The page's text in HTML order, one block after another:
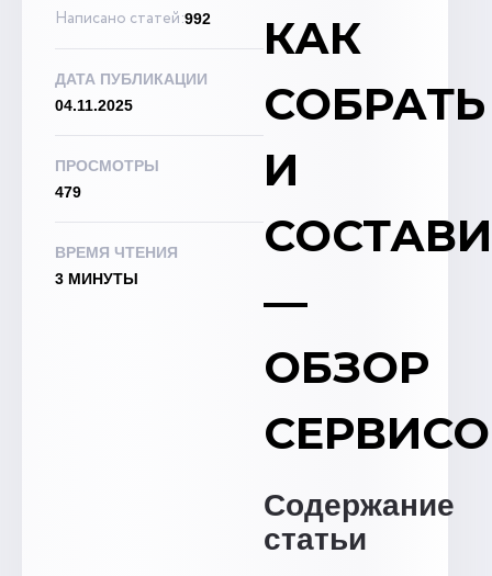
Написано статей:992
ДАТА ПУБЛИКАЦИИ
04.11.2025
ПРОСМОТРЫ
479
ВРЕМЯ ЧТЕНИЯ
3 МИНУТЫ
КАК
СОБРАТЬ
И
—
ОБЗОР
Содержание
статьи